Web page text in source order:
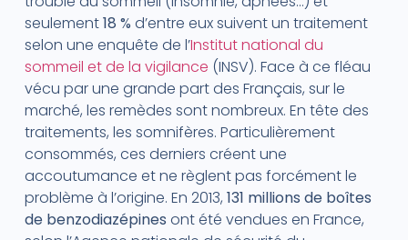
seulement18 % d’entre eux suivent un traitement
selon une enquête de l’Institut national du
sommeil et de la vigilance (INSV). Face à ce fléau
vécu par une grande part des Français, sur le
marché, les remèdes sont nombreux. En tête des
traitements, les somnifères. Particulièrement
consommés, ces derniers créent une
accoutumance et ne règlent pas forcément le
problème à l’origine. En 2013, 131 millions de boîtes
de benzodiazépines ont été vendues en France,